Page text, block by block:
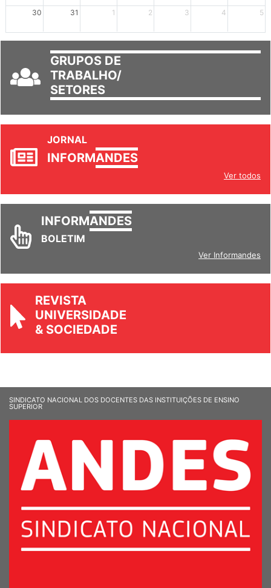
30 31 1 2 3 4 5
GRUPOS DE
TRABALHO/
SETORES
JORNAL
INFORMANDES
Ver todos
INFORMANDES
BOLETIM
Ver Informandes
REVISTA
UNIVERSIDADE
& SOCIEDADE
SINDICATO NACIONAL DOS DOCENTES DAS INSTITUIÇÕES DE ENSINO
SUPERIOR